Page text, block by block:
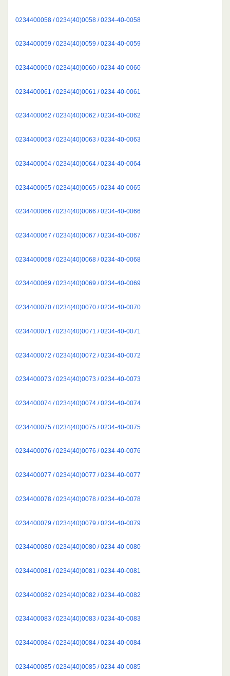
0234400058 / 0234(40)0058 / 0234-40-0058
0234400059 / 0234(40)0059 / 0234-40-0059
0234400060 / 0234(40)0060 / 0234-40-0060
0234400061 / 0234(40)0061 / 0234-40-0061
0234400062 / 0234(40)0062 / 0234-40-0062
0234400063 / 0234(40)0063 / 0234-40-0063
0234400064 / 0234(40)0064 / 0234-40-0064
0234400065 / 0234(40)0065 / 0234-40-0065
0234400066 / 0234(40)0066 / 0234-40-0066
0234400067 / 0234(40)0067 / 0234-40-0067
0234400068 / 0234(40)0068 / 0234-40-0068
0234400069 / 0234(40)0069 / 0234-40-0069
0234400070 / 0234(40)0070 / 0234-40-0070
0234400071 / 0234(40)0071 / 0234-40-0071
0234400072 / 0234(40)0072 / 0234-40-0072
0234400073 / 0234(40)0073 / 0234-40-0073
0234400074 / 0234(40)0074 / 0234-40-0074
0234400075 / 0234(40)0075 / 0234-40-0075
0234400076 / 0234(40)0076 / 0234-40-0076
0234400077 / 0234(40)0077 / 0234-40-0077
0234400078 / 0234(40)0078 / 0234-40-0078
0234400079 / 0234(40)0079 / 0234-40-0079
0234400080 / 0234(40)0080 / 0234-40-0080
0234400081 / 0234(40)0081 / 0234-40-0081
0234400082 / 0234(40)0082 / 0234-40-0082
0234400083 / 0234(40)0083 / 0234-40-0083
0234400084 / 0234(40)0084 / 0234-40-0084
0234400085 / 0234(40)0085 / 0234-40-0085